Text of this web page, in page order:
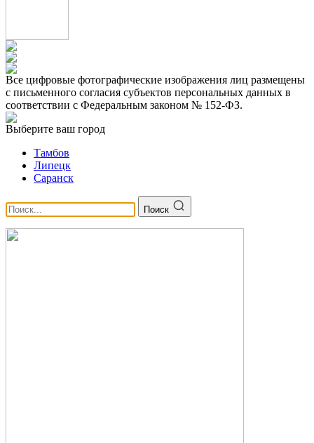
Все цифровые фотографические изображения лиц размещены
с письменного согласия субъектов персональных данных в
соответствии с Федеральным законом № 152-ФЗ.
Выберите ваш город
Тамбов
Липецк
Саранск
Поиск